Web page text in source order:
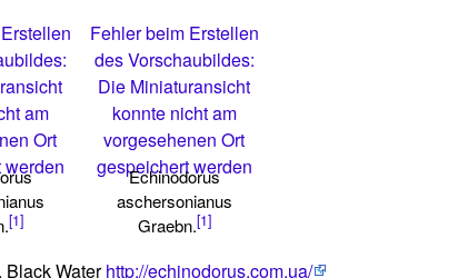
am
Ort
[1]
Fehler beim Erstellen
des Vorschaubildes:
Die Miniaturansicht
konnte nicht am
vorgesehenen Ort
gespeichert werden
Echinodorus
aschersonianus
Graebn.[1]
Black Waterhttp://echinodorus.com.ua/